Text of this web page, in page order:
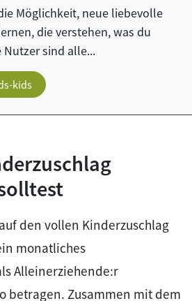
Möglichkeit, neue liebevolle
die verstehen, was du
sind alle...
kids
den vollen Kinderzuschlag
monatliches
Alleinerziehende:r
betragen. Zusammen mit dem